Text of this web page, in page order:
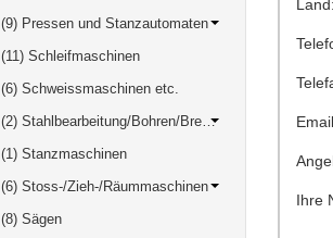
(9) Pressen und Stanzautomaten
(11) Schleifmaschinen
(6) Schweissmaschinen etc.
(2) Stahlbearbeitung/Bohren/Brennen/ Ausklinken
(1) Stanzmaschinen
(6) Stoss-/Zieh-/Räummaschinen
(8) Sägen
Ihre